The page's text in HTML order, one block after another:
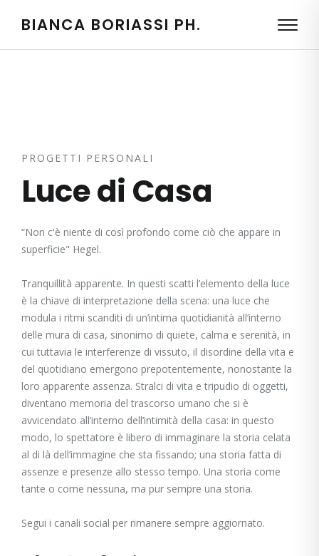
BIANCA BORIASSI PH.
PROGETTI PERSONALI
Luce di Casa
“Non c'è niente di così profondo come ciò che appare in
superficie" Hegel.
Tranquillità apparente. In questi scatti l’elemento della luce
è la chiave di interpretazione della scena: una luce che
modula i ritmi scanditi di un’intima quotidianità all’interno
delle mura di casa, sinonimo di quiete, calma e serenità, in
cui tuttavia le interferenze di vissuto, il disordine della vita e
del quotidiano emergono prepotentemente, nonostante la
loro apparente assenza. Stralci di vita e tripudio di oggetti,
diventano memoria del trascorso umano che si è
avvicendato all’interno dell’intimità della casa: in questo
modo, lo spettatore è libero di immaginare la storia celata
al di là dell’immagine che sta fissando; una storia fatta di
assenze e presenze allo stesso tempo. Una storia come
tante o come nessuna, ma pur sempre una storia.
Segui i canali social per rimanere sempre aggiornato.